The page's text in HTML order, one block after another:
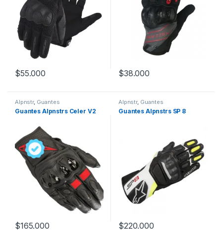
$55.000 $38.000
Alpnstr, Guantes
Guantes Alpnstrs Celer V2
$165.000
Alpnstr, Guantes
Guantes Alpnstrs SP 8
$220.000